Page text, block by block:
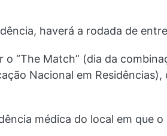
haverá a rodada de
“The Match” (dia da
Nacional em
médica do local em que